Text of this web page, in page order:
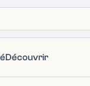
Découvrir